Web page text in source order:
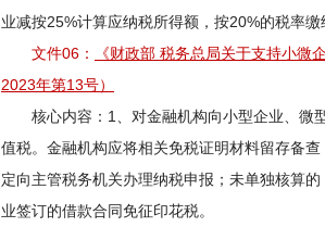
业减按25%计算应纳税所得额，按20%的税率缴
文件06：
《财政部 税务总局关于支持小微
2023年第13号）
核心内容： 1、对金融机构向小型企业、微
值税。金融机构应将相关免税证明材料留存备
定向主管税务机关办理纳税申报；未单独核算
业签订的借款合同免征印花税。